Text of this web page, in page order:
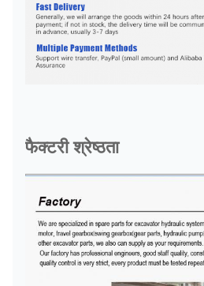
फैक्टरी श्रेष्ठता